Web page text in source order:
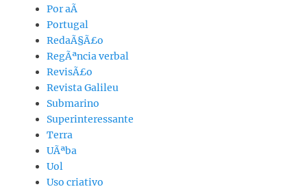
Por aÃ­
Portugal
RedaÃ§Ã£o
RegÃªncia verbal
RevisÃ£o
Revista Galileu
Submarino
Superinteressante
Terra
UÃªba
Uol
Uso criativo